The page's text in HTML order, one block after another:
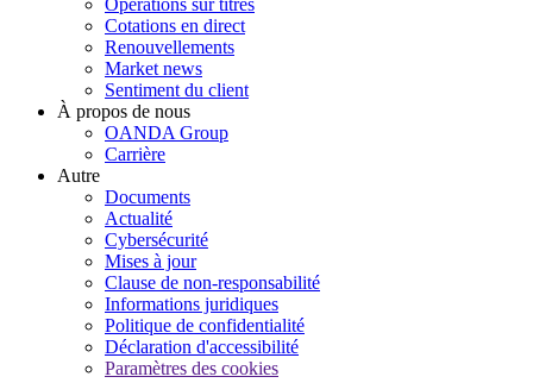
Cotations en direct
Renouvellements
Market news
Sentiment du client
À propos de nous
OANDA Group
Carrière
Autre
Documents
Actualité
Cybersécurité
Mises à jour
Clause de non-responsabilité
Informations juridiques
Politique de confidentialité
Déclaration d'accessibilité
Paramètres des cookies